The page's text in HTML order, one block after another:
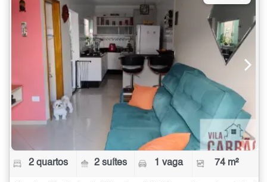
2 quartos 2 suítes 1 vaga 74 m²